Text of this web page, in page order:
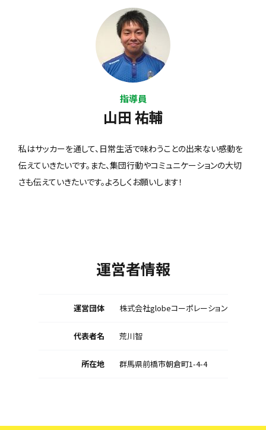
指導員
山田 祐輔
私はサッカーを通して、日常生活で味わうことの出来ない感動を
伝えていきたいです。また、集団行動やコミュニケーションの大切
さも伝えていきたいです。よろしくお願いします！
運営者情報
運営団体 株式会社globeコーポレーション
代表者名 荒川智
所在地 群馬県前橋市朝倉町1-4-4